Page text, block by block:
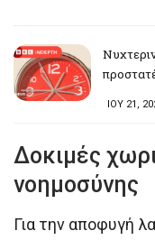
ΙΟΥ 21,
Δοκιμές
νοημοσύνης
Για την αποφυγή